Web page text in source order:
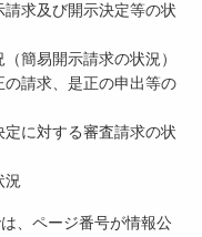
求及び開示決定等の状
簡易開示請求の状況）
請求、是正の申出等の
に対する審査請求の状
況
、ページ番号が情報公